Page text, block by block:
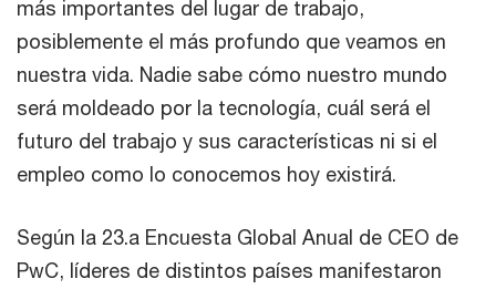
más importantes del lugar de trabajo,
posiblemente el más profundo que veamos en
nuestra vida. Nadie sabe cómo nuestro mundo
será moldeado por la tecnología, cuál será el
futuro del trabajo y sus características ni si el
empleo como lo conocemos hoy existirá.
Según la 23.a Encuesta Global Anual de CEO de
PwC, líderes de distintos países manifestaron